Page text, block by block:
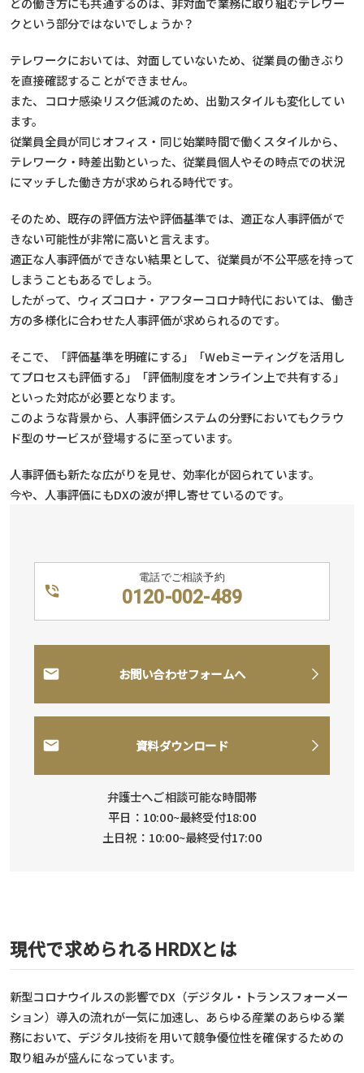
クという部分ではないでしょうか？
テレワークにおいては、対面していないため、従業員の働きぶり
を直接確認することができません。
また、コロナ感染リスク低減のため、出勤スタイルも変化してい
ます。
従業員全員が同じオフィス・同じ始業時間で働くスタイルから、
テレワーク・時差出勤といった、従業員個人やその時点での状況
にマッチした働き方が求められる時代です。
そのため、既存の評価方法や評価基準では、適正な人事評価がで
きない可能性が非常に高いと言えます。
適正な人事評価ができない結果として、従業員が不公平感を持って
しまうこともあるでしょう。
したがって、ウィズコロナ・アフターコロナ時代においては、働き
方の多様化に合わせた人事評価が求められるのです。
そこで、「評価基準を明確にする」「Webミーティングを活用し
てプロセスも評価する」「評価制度をオンライン上で共有する」
といった対応が必要となります。
このような背景から、人事評価システムの分野においてもクラウ
ド型のサービスが登場するに至っています。
人事評価も新たな広がりを見せ、効率化が図られています。
今や、人事評価にもDXの波が押し寄せているのです。
電話でご相談予約
0120-002-489
お問い合わせフォームへ
資料ダウンロード
弁護士へご相談可能な時間帯
平日：10:00~最終受付18:00
土日祝：10:00~最終受付17:00
現代で求められるHRDXとは
新型コロナウイルスの影響でDX（デジタル・トランスフォーメー
ション）導入の流れが一気に加速し、あらゆる産業のあらゆる業
務において、デジタル技術を用いて競争優位性を確保するための
取り組みが盛んになっています。